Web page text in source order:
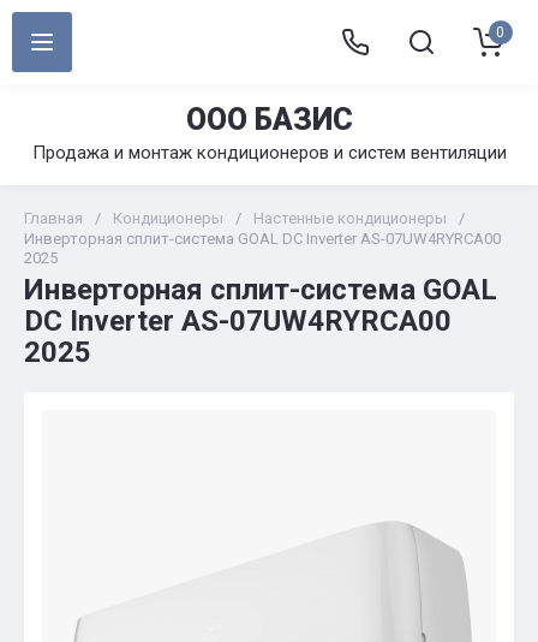
ООО БАЗИС
Продажа и монтаж кондиционеров и систем вентиляции
0
Главная / Кондиционеры / Настенные кондиционеры
/
Инверторная сплит-система GOAL DC Inverter AS-07UW4RYRCA00
2025
Инверторная сплит-система GOAL
DC Inverter AS-07UW4RYRCA00
2025